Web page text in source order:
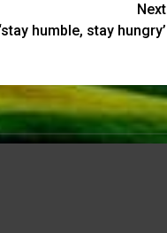
Next
humble, stay hungry’